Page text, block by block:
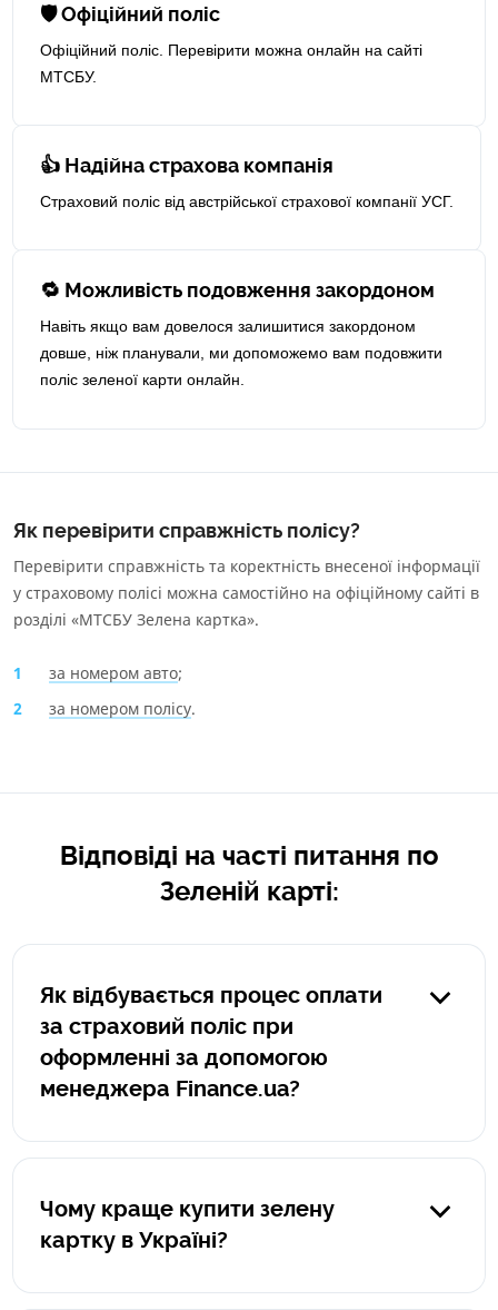
🛡 Офіційний поліс
Офіційний поліс. Перевірити можна онлайн на сайті
МТСБУ.
👍 Надійна страхова компанія
Страховий поліс від австрійської страхової компанії УСГ.
🔁 Можливість подовження закордоном
Навіть якщо вам довелося залишитися закордоном
довше, ніж планували, ми допоможемо вам подовжити
поліс зеленої карти онлайн.
Як перевірити справжність полісу?
Перевірити справжність та коректність внесеної інформації
у страховому полісі можна самостійно на офіційному сайті в
розділі «МТСБУ Зелена картка».
за номером авто;
за номером полісу.
Відповіді на часті питання по
Зеленій карті:
Як відбувається процес оплати
за страховий поліс при
оформленні за допомогою
менеджера Finance.ua?
оплата за такий поліс здійснюється клієнтом на
на оплату формує менеджер Finance.ua, посилання
завжди починається так: https:/pay.finance.ua/унікальний
та не передаються третім особам.
Чому краще купити зелену
картку в Україні?